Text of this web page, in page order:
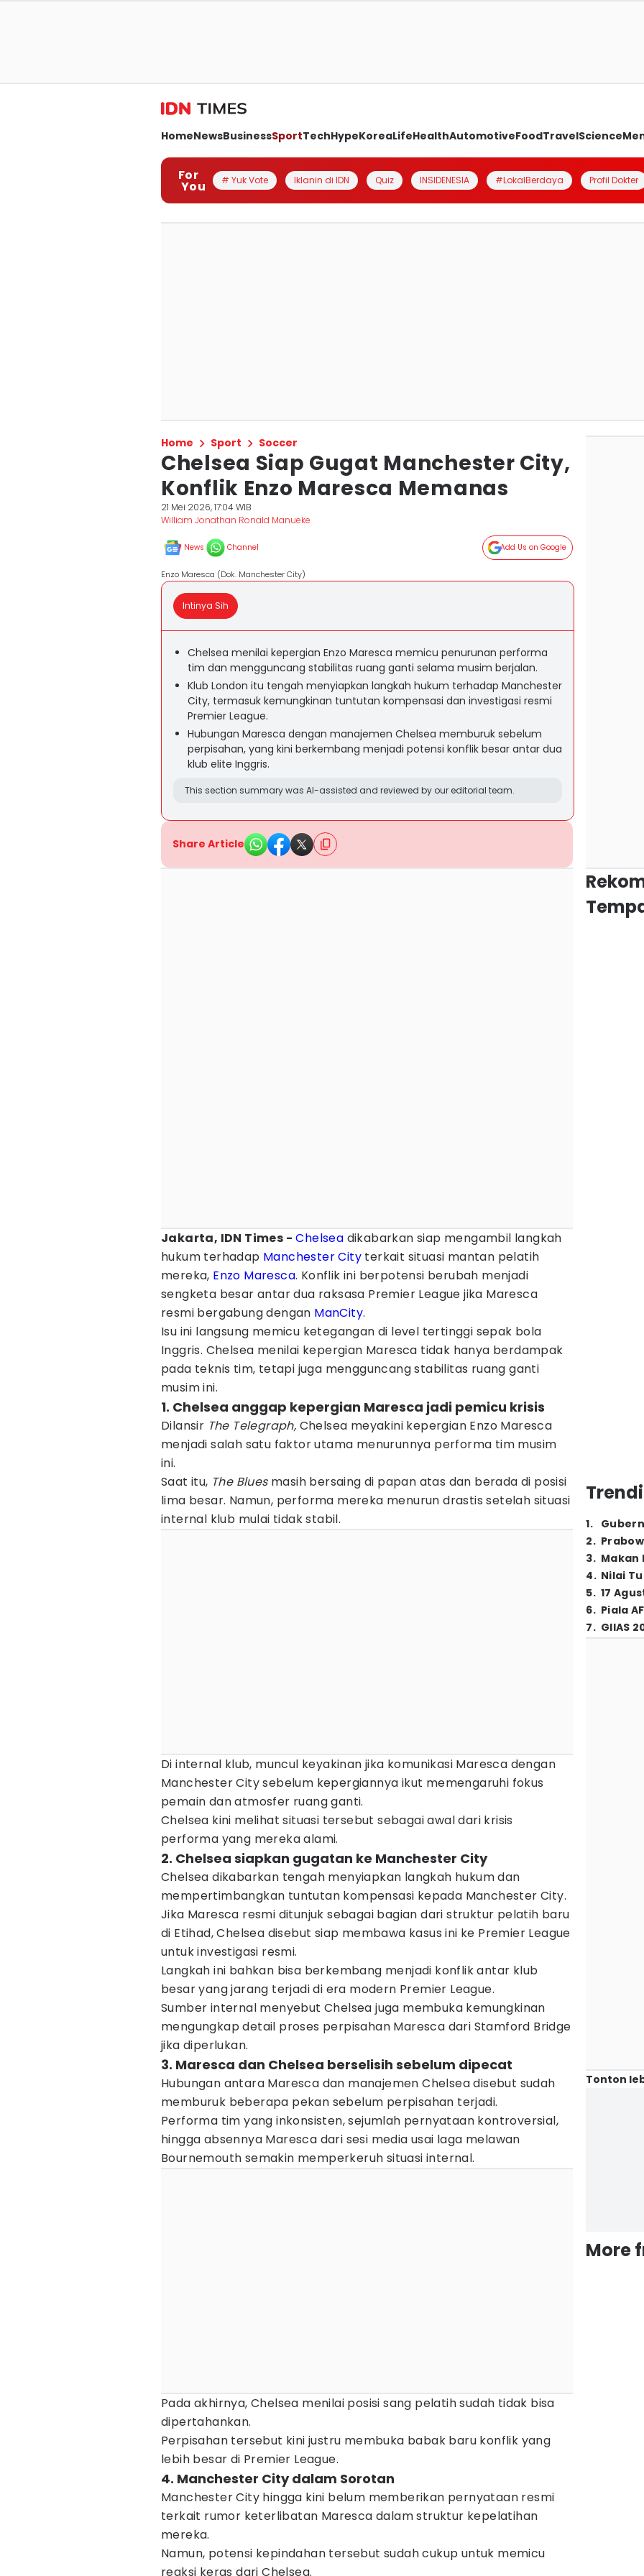
HomeNewsBusinessSportTechHypeKoreaLifeHealthAutomotiveFoodTravelScience
For
You # Yuk Vote Iklanin di IDN Quiz INSIDENESIA #LokalBerdaya Profil Dokter
Home Sport Soccer
Chelsea Siap Gugat Manchester City,
Konflik Enzo Maresca Memanas
21 Mei 2026, 17:04 WIB
William Jonathan Ronald Manueke
News Channel Add Us on Google
Enzo Maresca (Dok. Manchester City)
Intinya Sih
Chelsea menilai kepergian Enzo Maresca memicu penurunan performa
tim dan mengguncang stabilitas ruang ganti selama musim berjalan.
Klub London itu tengah menyiapkan langkah hukum terhadap Manchester
City, termasuk kemungkinan tuntutan kompensasi dan investigasi resmi
Premier League.
Hubungan Maresca dengan manajemen Chelsea memburuk sebelum
perpisahan, yang kini berkembang menjadi potensi konflik besar antar dua
klub elite Inggris.
This section summary was AI-assisted and reviewed by our editorial team.
Share Article
Jakarta, IDN Times - Chelsea dikabarkan siap mengambil langkah
hukum terhadap Manchester City terkait situasi mantan pelatih
mereka, Enzo Maresca. Konflik ini berpotensi berubah menjadi
sengketa besar antar dua raksasa Premier League jika Maresca
resmi bergabung dengan ManCity.
Isu ini langsung memicu ketegangan di level tertinggi sepak bola
Inggris. Chelsea menilai kepergian Maresca tidak hanya berdampak
pada teknis tim, tetapi juga mengguncang stabilitas ruang ganti
musim ini.
1. Chelsea anggap kepergian Maresca jadi pemicu krisis
Dilansir The Telegraph, Chelsea meyakini kepergian Enzo Maresca
menjadi salah satu faktor utama menurunnya performa tim musim
ini.
Saat itu, The Blues masih bersaing di papan atas dan berada di posisi
lima besar. Namun, performa mereka menurun drastis setelah situasi
internal klub mulai tidak stabil.
Di internal klub, muncul keyakinan jika komunikasi Maresca dengan
Manchester City sebelum kepergiannya ikut memengaruhi fokus
pemain dan atmosfer ruang ganti.
Chelsea kini melihat situasi tersebut sebagai awal dari krisis
performa yang mereka alami.
2. Chelsea siapkan gugatan ke Manchester City
Chelsea dikabarkan tengah menyiapkan langkah hukum dan
mempertimbangkan tuntutan kompensasi kepada Manchester City.
Jika Maresca resmi ditunjuk sebagai bagian dari struktur pelatih baru
di Etihad, Chelsea disebut siap membawa kasus ini ke Premier League
untuk investigasi resmi.
Langkah ini bahkan bisa berkembang menjadi konflik antar klub
besar yang jarang terjadi di era modern Premier League.
Sumber internal menyebut Chelsea juga membuka kemungkinan
mengungkap detail proses perpisahan Maresca dari Stamford Bridge
jika diperlukan.
3. Maresca dan Chelsea berselisih sebelum dipecat
Hubungan antara Maresca dan manajemen Chelsea disebut sudah
memburuk beberapa pekan sebelum perpisahan terjadi.
Performa tim yang inkonsisten, sejumlah pernyataan kontroversial,
hingga absennya Maresca dari sesi media usai laga melawan
Bournemouth semakin memperkeruh situasi internal.
Pada akhirnya, Chelsea menilai posisi sang pelatih sudah tidak bisa
dipertahankan.
Perpisahan tersebut kini justru membuka babak baru konflik yang
lebih besar di Premier League.
4. Manchester City dalam Sorotan
Manchester City hingga kini belum memberikan pernyataan resmi
terkait rumor keterlibatan Maresca dalam struktur kepelatihan
mereka.
Namun, potensi kepindahan tersebut sudah cukup untuk memicu
reaksi keras dari Chelsea.
1.
2.
3. Makan
4. Nilai
5. 17
6. Piala
7. GIIAS
Tonton
More